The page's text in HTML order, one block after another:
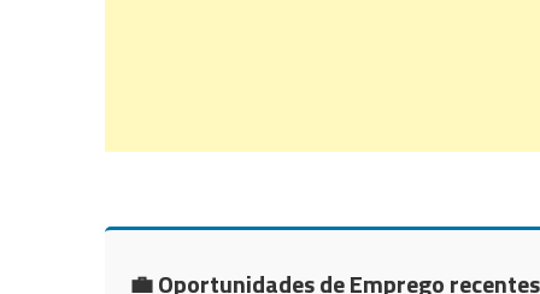
💼 Oportunidades de Emprego